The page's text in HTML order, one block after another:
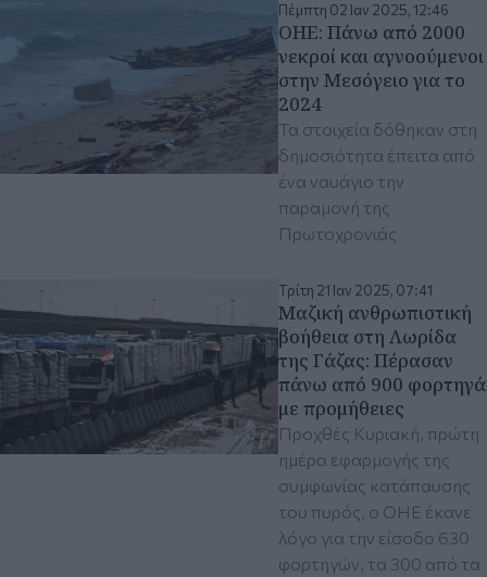
Πέμπτη 02 Ιαν 2025, 12:46
ΟΗΕ: Πάνω από 2000
νεκροί και αγνοούμενοι
στην Μεσόγειο για το
2024
Τα στοιχεία δόθηκαν στη
δημοσιότητα έπειτα από
ένα ναυάγιο την
παραμονή της
Πρωτοχρονιάς
Τρίτη 21 Ιαν 2025, 07:41
Μαζική ανθρωπιστική
βοήθεια στη Λωρίδα
της Γάζας: Πέρασαν
πάνω από 900 φορτηγά
με προμήθειες
Προχθές Κυριακή, πρώτη
ημέρα εφαρμογής της
συμφωνίας κατάπαυσης
του πυρός, ο ΟΗΕ έκανε
λόγο για την είσοδο 630
φορτηγών, τα 300 από τα